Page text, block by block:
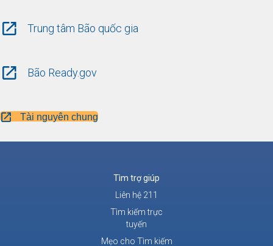
Trung tâm Bão quốc gia
Bão Ready.gov
Tài nguyên chung
Tìm trợ giúp
Liên hệ 211
Tìm kiếm trực
tuyến
Mẹo cho Tìm kiếm